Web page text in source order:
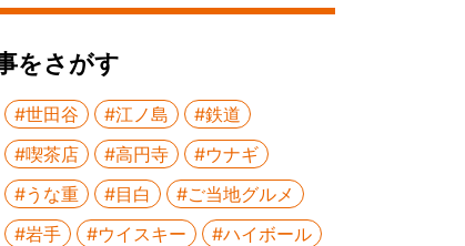
をさがす
#世田谷 #江ノ島
#鉄道
#喫茶店
#高円寺
#ウナギ
#うな重
#目白
#ご当地グルメ
#岩手
#ウイスキー #ハイボール